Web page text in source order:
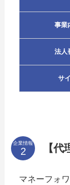
事業
法人
サ
企業情報 【
マネーフォ